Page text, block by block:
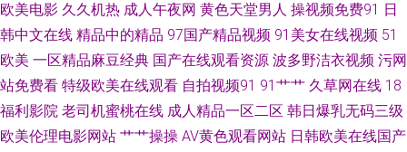
传媒 日本黄色www 亚洲福利二区 91色色导航导航 爱豆福利导航 国产精品
探花少妇 另类欧美成人 日本a黄在线观看 午夜性福 91在线免费视屏 大香蕉
AV在线 极品视频久久青草 欧美色中色影视 午夜肏屄网 91视频网址 肏逼123
欧美电影 久久机热 成人午夜网 黄色天堂男人 操视频免费91 日
韩中文在线 精品中的精品 97国产精品视频 91美女在线视频 51
欧美 一区精品麻豆经典 国产在线观看资源 波多野洁衣视频 污网
站免费看 特级欧美在线观看 自拍视频91 91艹艹 久草网在线 18
福利影院 老司机蜜桃在线 成人精品一区二区 韩日爆乳无码三级
欧美伦理电影网站 艹艹操操 AV黄色观看网站 日韩欧美在线国产